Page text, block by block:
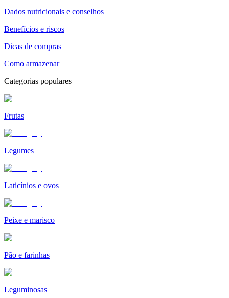
Dados nutricionais e conselhos
Benefícios e riscos
Dicas de compras
Como armazenar
Categorias populares
Frutas
Legumes
Laticínios e ovos
Peixe e marisco
Pão e farinhas
Leguminosas